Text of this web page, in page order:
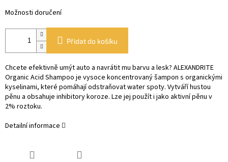
Možnosti doručení
Přidat do košíku
Chcete efektivně umýt auto a navrátit mu barvu a lesk? ALEXANDRITE
Organic Acid Shampoo je vysoce koncentrovaný šampon s organickými
kyselinami, které pomáhají odstraňovat water spoty. Vytváří hustou
pěnu a obsahuje inhibitory koroze. Lze jej použít i jako aktivní pěnu v
2% roztoku.
Detailní informace